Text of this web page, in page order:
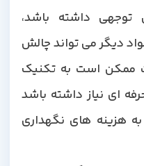
داشته باشد،
دیگر می تواند چالش
است به تکنیک
نیاز داشته باشد
های نگهداری